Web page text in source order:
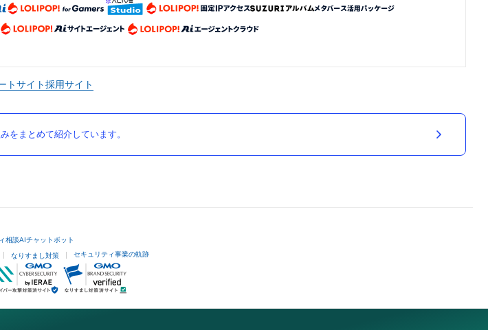
トサイト採用サイト
をまとめて紹介しています。
相談AIチャットボット
なりすまし対策 セキュリティ事業の軌跡